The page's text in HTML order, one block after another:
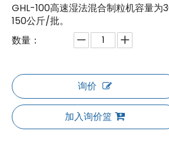
GHL-100高速湿法混合制粒机容量为
150公斤/批。
数量：
询价
加入询价篮